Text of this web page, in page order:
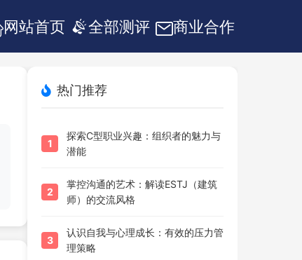
网站首页 全部测评 商业合作
热门推荐
1
探索C型职业兴趣：组织者的魅力与
潜能
2
掌控沟通的艺术：解读ESTJ（建筑
师）的交流风格
3
认识自我与心理成长：有效的压力管
理策略